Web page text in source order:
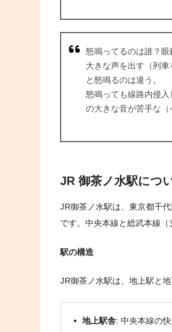
怒鳴ってるのは誰？
大きな声を出す（列
と怒鳴るのは違う。
怒鳴っても線路内侵
の大きな音が苦手な
JR 御茶ノ水駅につ
JR御茶ノ水駅は、東京都千
です。中央本線と総武本線（
駅の構造
JR御茶ノ水駅は、地上駅と
地上駅舎: 中央本線の